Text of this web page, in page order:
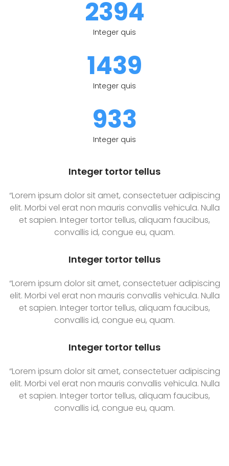
2394
Integer quis
1439
Integer quis
933
Integer quis
Integer tortor tellus
“Lorem ipsum dolor sit amet, consectetuer adipiscing
elit. Morbi vel erat non mauris convallis vehicula. Nulla
et sapien. Integer tortor tellus, aliquam faucibus,
convallis id, congue eu, quam.
Integer tortor tellus
“Lorem ipsum dolor sit amet, consectetuer adipiscing
elit. Morbi vel erat non mauris convallis vehicula. Nulla
et sapien. Integer tortor tellus, aliquam faucibus,
convallis id, congue eu, quam.
Integer tortor tellus
“Lorem ipsum dolor sit amet, consectetuer adipiscing
elit. Morbi vel erat non mauris convallis vehicula. Nulla
et sapien. Integer tortor tellus, aliquam faucibus,
convallis id, congue eu, quam.